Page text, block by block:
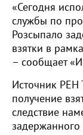
«Сегодня
службы по
Розсыпало
взятки в
– сообщает
Источник РЕН
получение
следствие